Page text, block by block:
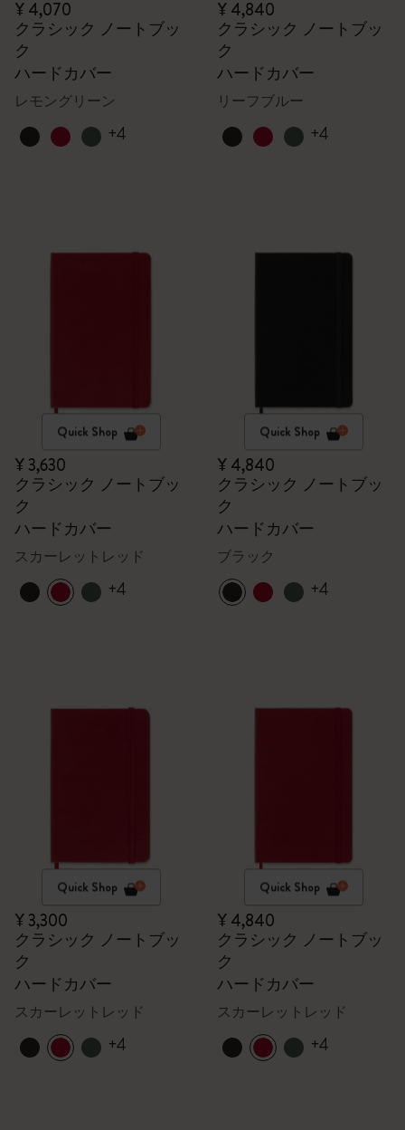
¥ 4,070
クラシック ノートブッ
ク
ハードカバー
レモングリーン
+4
¥ 4,840
クラシック ノートブッ
ク
ハードカバー
リーフブルー
+4
Quick Shop
¥ 3,630
クラシック ノートブッ
ク
ハードカバー
スカーレットレッド
+4
Quick Shop
¥ 4,840
クラシック ノートブッ
ク
ハードカバー
ブラック
+4
Quick Shop
¥ 3,300
クラシック ノートブッ
ク
ハードカバー
スカーレットレッド
+4
Quick Shop
¥ 4,840
クラシック ノートブッ
ク
ハードカバー
スカーレットレッド
+4